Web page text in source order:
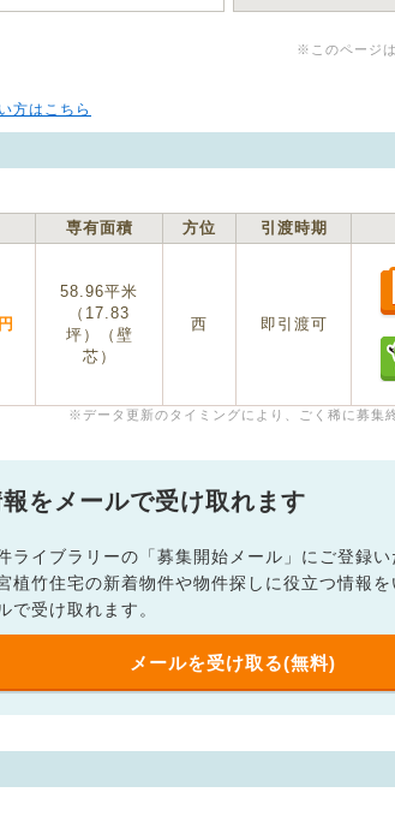
※このページ
方はこちら
専有面積 方位 引渡時期
58.96平米
（17.83
坪）（壁
芯）
西 即引渡可
※データ更新のタイミングにより、ごく稀に募集
をメールで受け取れます
ライブラリーの「募集開始メール」にご登録い
植竹住宅の新着物件や物件探しに役立つ情報を
で受け取れます。
メールを受け取る(無料)